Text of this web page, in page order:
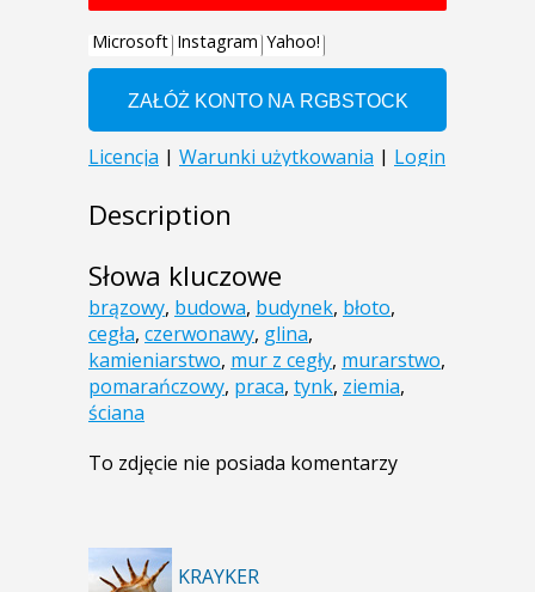
Description
Słowa kluczowe
brązowy, budowa, budynek, błoto,
cegła, czerwonawy, glina,
kamieniarstwo, mur z cegły, murarstwo,
pomarańczowy, praca, tynk, ziemia,
ściana
To zdjęcie nie posiada komentarzy
KRAYKER